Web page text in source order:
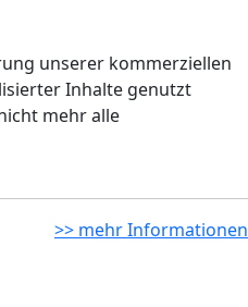
unserer kommerziellen
Inhalte genutzt
mehr alle
>> mehr Informationen